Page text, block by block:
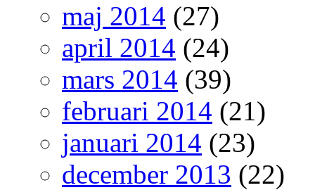
maj 2014 (27)
april 2014 (24)
mars 2014 (39)
februari 2014 (21)
januari 2014 (23)
december 2013 (22)